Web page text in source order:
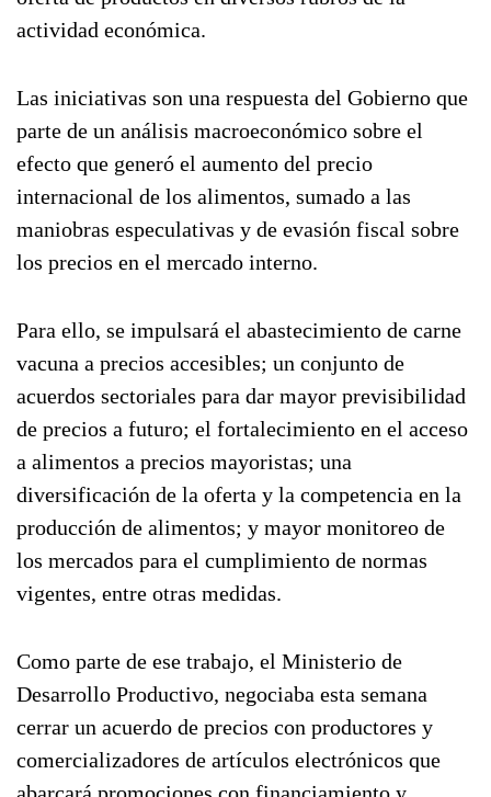
actividad económica.
Las iniciativas son una respuesta del Gobierno que
parte de un análisis macroeconómico sobre el
efecto que generó el aumento del precio
internacional de los alimentos, sumado a las
maniobras especulativas y de evasión fiscal sobre
los precios en el mercado interno.
Para ello, se impulsará el abastecimiento de carne
vacuna a precios accesibles; un conjunto de
acuerdos sectoriales para dar mayor previsibilidad
de precios a futuro; el fortalecimiento en el acceso
a alimentos a precios mayoristas; una
diversificación de la oferta y la competencia en la
producción de alimentos; y mayor monitoreo de
los mercados para el cumplimiento de normas
vigentes, entre otras medidas.
Como parte de ese trabajo, el Ministerio de
Desarrollo Productivo, negociaba esta semana
cerrar un acuerdo de precios con productores y
comercializadores de artículos electrónicos que